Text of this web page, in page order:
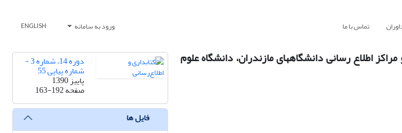
تماس با ما ورود به سامانه ENGLISH
اطلاع رسانی دانشگاههای مازندران، دانشگاه علوم دوره 14، شماره 3 -
شماره پیاپی 55
پاییز 1390
صفحه163-192
فایل ها